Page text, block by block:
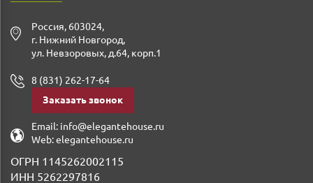
Россия, 603024,
г. Нижний Новгород,
ул. Невзоровых, д.64, корп.1
8 (831) 262-17-64
Заказать звонок
Email: info@elegantehouse.ru
Web:elegantehouse.ru
ОГРН 1145262002115
ИНН 5262297816